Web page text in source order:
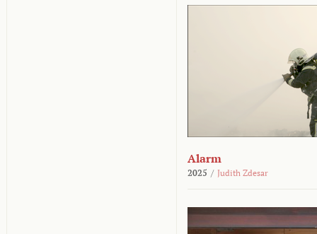
Alarm
2025 / Judith Zdesar